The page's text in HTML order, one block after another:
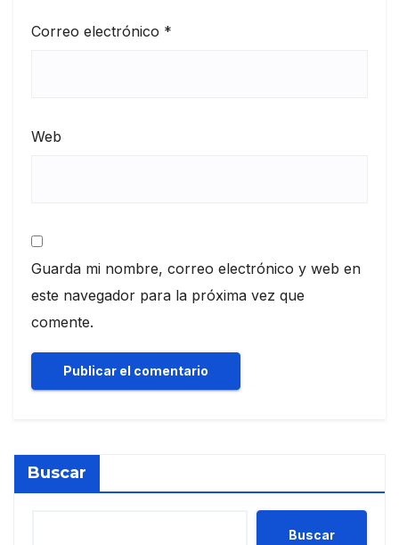
Correo electrónico *
Web
Guarda mi nombre, correo electrónico y web en
este navegador para la próxima vez que
comente.
Buscar
Buscar